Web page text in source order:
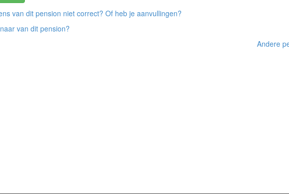
van dit pension niet correct? Of heb je aanvullingen?
van dit pension?
Andere